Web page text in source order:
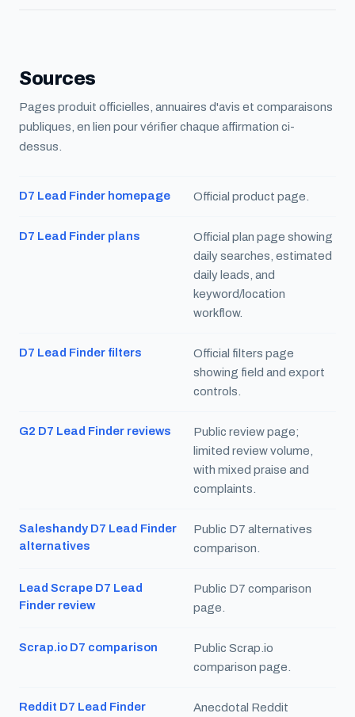
Sources
Pages produit officielles, annuaires d'avis et comparaisons
publiques, en lien pour vérifier chaque affirmation ci-
dessus.
D7 Lead Finder homepage Official product page.
D7 Lead Finder plans
Official plan page showing
daily searches, estimated
daily leads, and
keyword/location
workflow.
D7 Lead Finder filters
Official filters page
showing field and export
controls.
G2 D7 Lead Finder reviews
Public review page;
limited review volume,
with mixed praise and
complaints.
Saleshandy D7 Lead Finder
alternatives
Public D7 alternatives
comparison.
Lead Scrape D7 Lead
Finder review
Public D7 comparison
page.
Scrap.io D7 comparison
Public Scrap.io
comparison page.
Reddit D7 Lead Finder
Anecdotal Reddit